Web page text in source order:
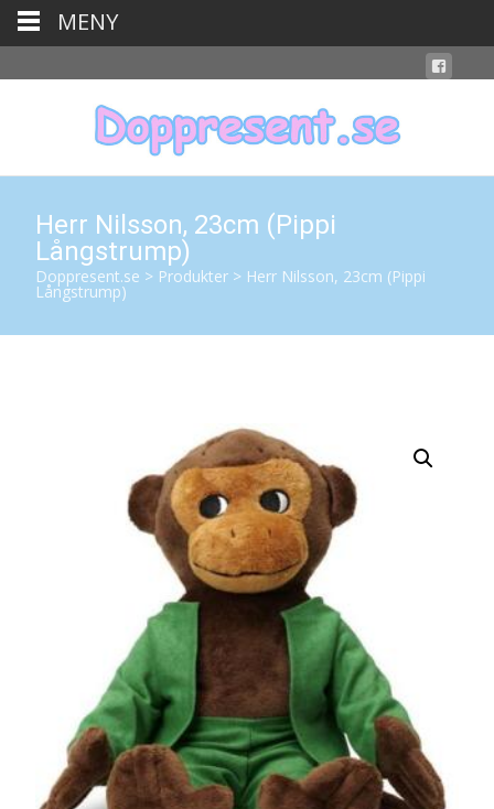
Herr Nilsson, 23cm (Pippi
Långstrump)
Doppresent.se > Produkter > Herr Nilsson, 23cm (Pippi
Långstrump)
MENY